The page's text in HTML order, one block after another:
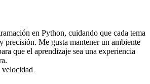
en Python, cuidando que cada tema
precisión. Me gusta mantener un ambiente
que el aprendizaje sea una experiencia
velocidad